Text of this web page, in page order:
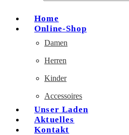
Home
Online-Shop
Damen
Herren
Kinder
Accessoires
Unser Laden
Aktuelles
Kontakt